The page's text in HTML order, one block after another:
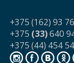
+375 (162) 93
+375 (33)640
+375 (44) 454